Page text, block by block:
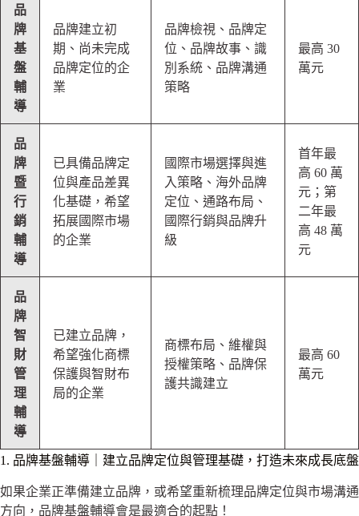
品
牌
基
盤
輔
導
品牌建立初
期、尚未完成
品牌定位的企
業
品牌檢視、品牌定
位、品牌故事、識
別系統、品牌溝通
策略
最高 30
萬元
品
牌
暨
行
銷
輔
導
已具備品牌定
位與產品差異
化基礎，希望
拓展國際市場
的企業
國際市場選擇與進
入策略、海外品牌
定位、通路布局、
國際行銷與品牌升
級
首年最
高 60 萬
元；第
二年最
高 48 萬
元
品
牌
智
財
管
理
輔
導
已建立品牌，
希望強化商標
保護與智財布
局的企業
商標布局、維權與
授權策略、品牌保
護共識建立
最高 60
萬元
1. 品牌基盤輔導｜建立品牌定位與管理基礎，打造未來成長底盤
如果企業正準備建立品牌，或希望重新梳理品牌定位與市場溝通
方向，品牌基盤輔導會是最適合的起點！